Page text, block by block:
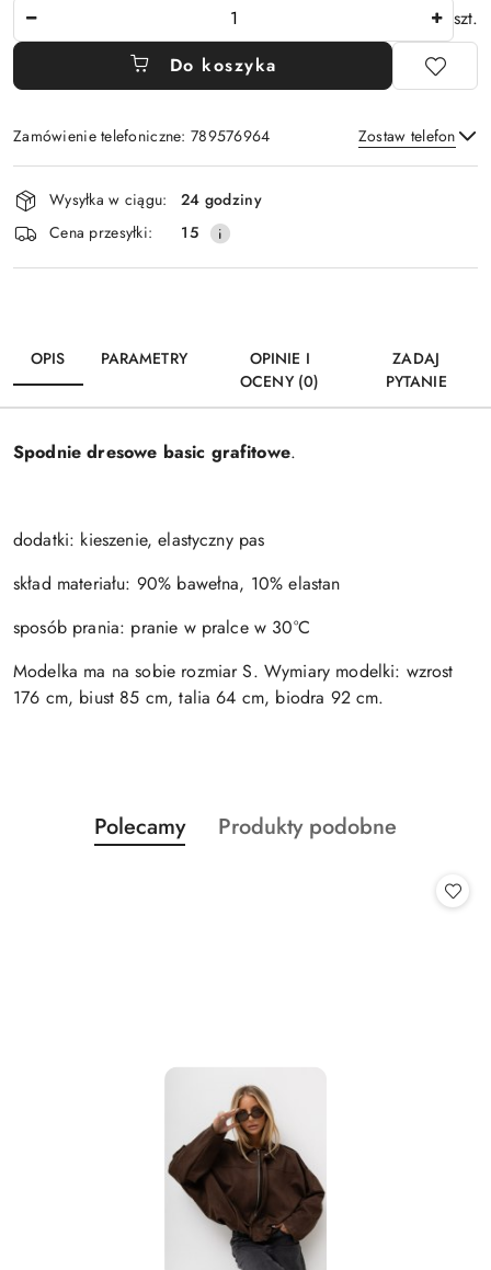
szt.
Do koszyka
Zamówienie telefoniczne: 789576964 Zostaw telefon
Wyślij
Dostępność
i
dostawa
Wysyłka w ciągu:
24 godziny
Cena przesyłki:
15
OPIS PARAMETRY
OPINIE I
OCENY (0)
ZADAJ
PYTANIE
Spodnie dresowe basic grafitowe.
dodatki: kieszenie, elastyczny pas
skład materiału: 90% bawełna, 10% elastan
sposób prania: pranie w pralce w 30°C
Modelka ma na sobie rozmiar S. Wymiary modelki: wzrost
176 cm, biust 85 cm, talia 64 cm, biodra 92 cm.
Pomiń karuzelę produktów
Produkty
o
Polecamy
Produkty
Produkty podobne